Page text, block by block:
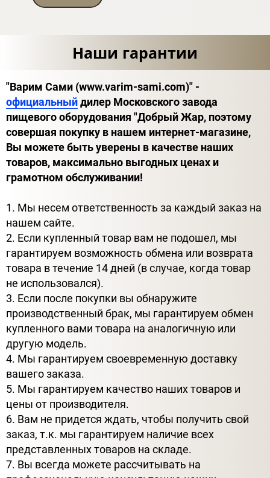
Наши гарантии
"Варим Сами (www.varim-sami.com)" -
официальныйдилер Московского завода
пищевого оборудования "Добрый Жар, поэтому
совершая покупку в нашем интернет-магазине,
Вы можете быть уверены в качестве наших
товаров, максимально выгодных ценах и
грамотном обслуживании!
1. Мы несем ответственность за каждый заказ на
нашем сайте.
2. Если купленный товар вам не подошел, мы
гарантируем возможность обмена или возврата
товара в течение 14 дней (в случае, когда товар
не использовался).
3. Если после покупки вы обнаружите
производственный брак, мы гарантируем обмен
купленного вами товара на аналогичную или
другую модель.
4. Мы гарантируем своевременную доставку
вашего заказа.
5. Мы гарантируем качество наших товаров и
цены от производителя.
6. Вам не придется ждать, чтобы получить свой
заказ, т.к. мы гарантируем наличие всех
представленных товаров на складе.
7. Вы всегда можете рассчитывать на